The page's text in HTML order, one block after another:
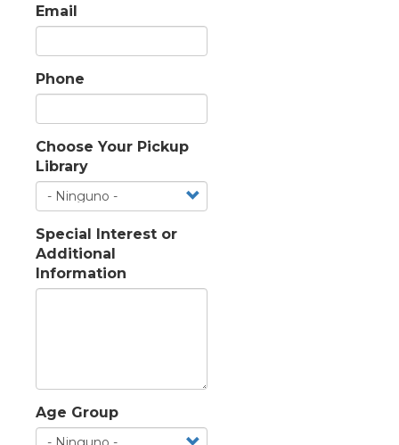
Email
Phone
Choose Your Pickup
Library
Special Interest or
Additional
Information
Age Group